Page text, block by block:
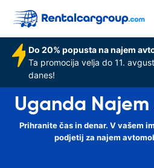
Do 20% popusta na najem
Ta promocija velja do 11.
danes!
Uganda
Prihranite čas in denar. V vašem
podjetij za najem